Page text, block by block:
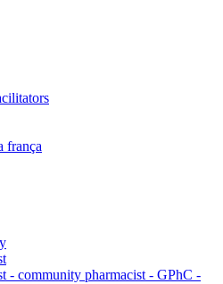
frança
- community pharmacist - GPhC -